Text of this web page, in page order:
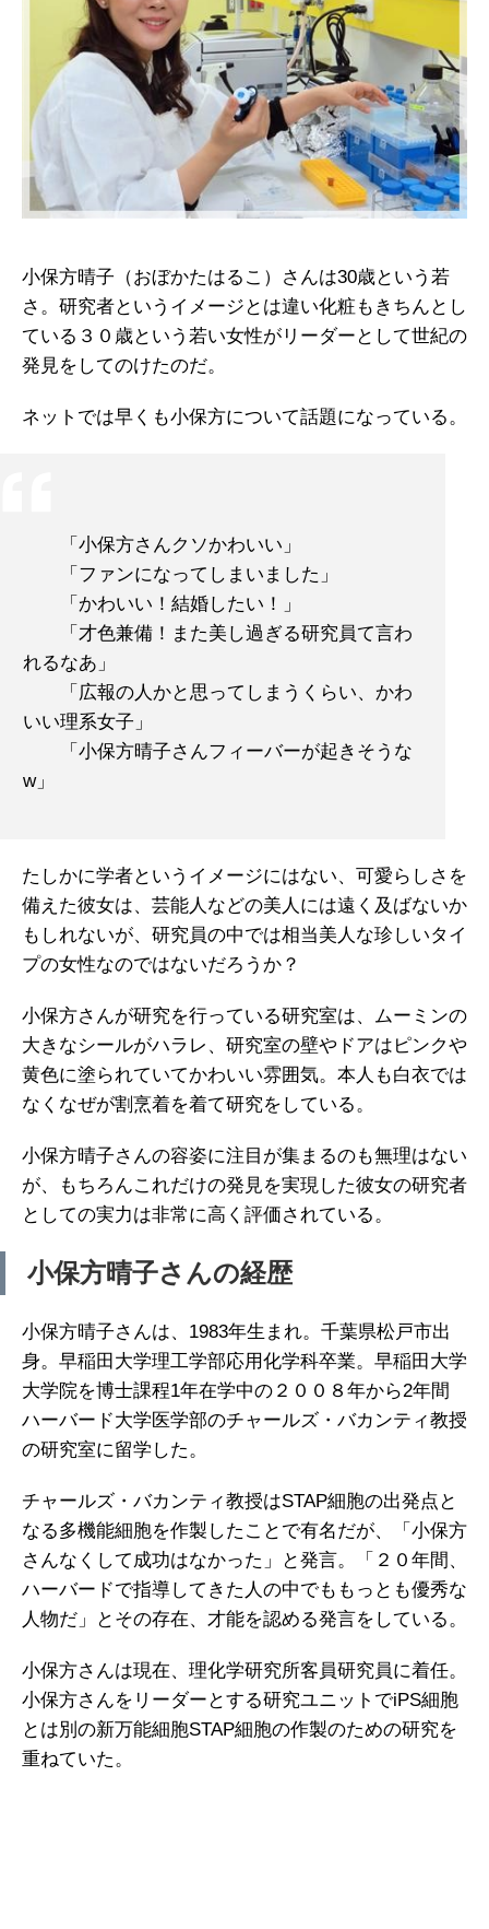
小保方晴子（おぼかたはるこ）さんは30歳という若
さ。研究者というイメージとは違い化粧もきちんとし
ている３０歳という若い女性がリーダーとして世紀の
発見をしてのけたのだ。
ネットでは早くも小保方について話題になっている。
「小保方さんクソかわいい」
「ファンになってしまいました」
「かわいい！結婚したい！」
「才色兼備！また美し過ぎる研究員て言わ
れるなあ」
「広報の人かと思ってしまうくらい、かわ
いい理系女子」
「小保方晴子さんフィーバーが起きそうな
w」
たしかに学者というイメージにはない、可愛らしさを
備えた彼女は、芸能人などの美人には遠く及ばないか
もしれないが、研究員の中では相当美人な珍しいタイ
プの女性なのではないだろうか？
小保方さんが研究を行っている研究室は、ムーミンの
大きなシールがハラレ、研究室の壁やドアはピンクや
黄色に塗られていてかわいい雰囲気。本人も白衣では
なくなぜが割烹着を着て研究をしている。
小保方晴子さんの容姿に注目が集まるのも無理はない
が、もちろんこれだけの発見を実現した彼女の研究者
としての実力は非常に高く評価されている。
小保方晴子さんの経歴
小保方晴子さんは、1983年生まれ。千葉県松戸市出
身。早稲田大学理工学部応用化学科卒業。早稲田大学
大学院を博士課程1年在学中の２００８年から2年間
ハーバード大学医学部のチャールズ・バカンティ教授
の研究室に留学した。
チャールズ・バカンティ教授はSTAP細胞の出発点と
なる多機能細胞を作製したことで有名だが、「小保方
さんなくして成功はなかった」と発言。「２０年間、
ハーバードで指導してきた人の中でももっとも優秀な
人物だ」とその存在、才能を認める発言をしている。
小保方さんは現在、理化学研究所客員研究員に着任。
小保方さんをリーダーとする研究ユニットでiPS細胞
とは別の新万能細胞STAP細胞の作製のための研究を
重ねていた。